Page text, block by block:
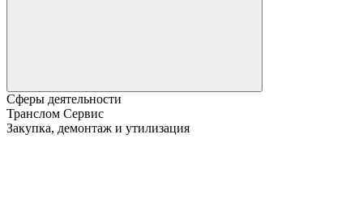
Сферы деятельности
Транслом Сервис
Закупка, демонтаж и утилизация